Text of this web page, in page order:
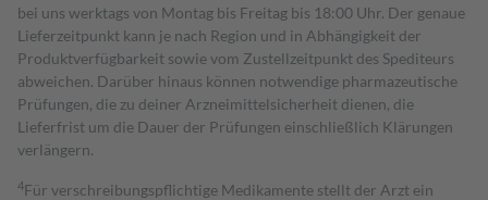
bei uns werktags von Montag bis Freitag bis 18:00 Uhr. Der genaue
Lieferzeitpunkt kann je nach Region und in Abhängigkeit der
Produktverfügbarkeit sowie vom Zustellzeitpunkt des Spediteurs
abweichen. Darüber hinaus können notwendige pharmazeutische
Prüfungen, die zu deiner Arzneimittelsicherheit dienen, die
Lieferfrist um die Dauer der Prüfungen einschließlich Klärungen
verlängern.
4Für verschreibungspflichtige Medikamente stellt der Arzt ein